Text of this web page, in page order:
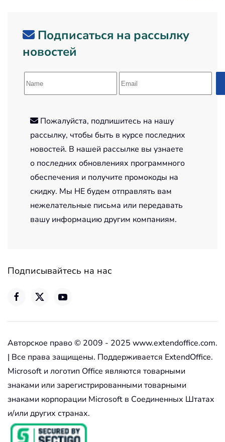
Подписаться на рассылку
новостей
Пожалуйста, подпишитесь на нашу
рассылку, чтобы быть в курсе последних
новостей. В нашей рассылке вы узнаете
о последних обновлениях программного
обеспечения и получите промокоды на
скидку. Мы НЕ будем отправлять вам
нежелательные письма или передавать
вашу информацию другим компаниям.
Подписывайтесь на нас
Авторское право © 2009 - 2025 www.extendoffice.com.
| Все права защищены. Поддерживается ExtendOffice.
Microsoft и логотип Office являются товарными
знаками или зарегистрированными товарными
знаками корпорации Microsoft в Соединенных Штатах
и/или других странах.